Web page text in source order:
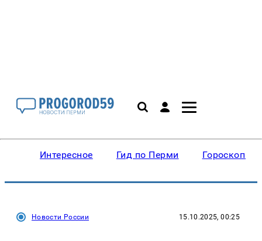
Интересное Гид по Перми Гороскопы
Новости России 15.10.2025, 00:25